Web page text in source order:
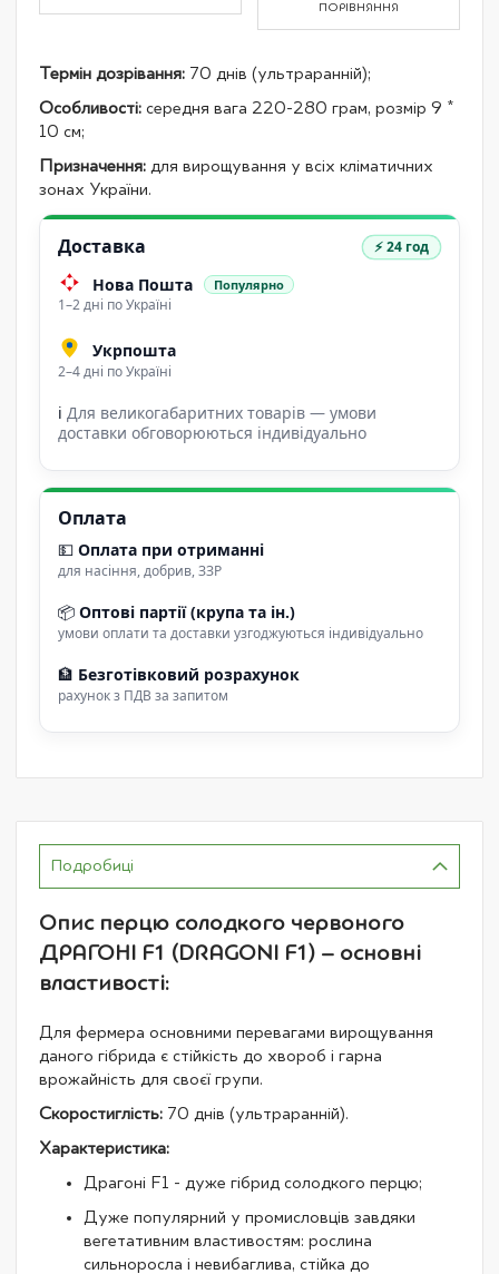
ПОРІВНЯННЯ
Термін дозрівання: 70 днів (ультраранній);
Особливості: середня вага 220-280 грам, розмір 9 *
10 см;
Призначення: для вирощування у всіх кліматичних
зонах України.
Доставка ⚡ 24 год
Нова Пошта Популярно
1–2 дні по Україні
Укрпошта
2–4 дні по Україні
ℹ Для великогабаритних товарів — умови
доставки обговорюються індивідуально
Оплата
💵 Оплата при отриманні
для насіння, добрив, ЗЗР
📦 Оптові партії (крупа та ін.)
умови оплати та доставки узгоджуються індивідуально
🏦 Безготівковий розрахунок
рахунок з ПДВ за запитом
Подробиці
Опис перцю солодкого червоного
ДРАГОНІ F1 (DRAGONI F1) – основні
властивості:
Для фермера основними перевагами вирощування
даного гібрида є стійкість до хвороб і гарна
врожайність для своєї групи.
Скоростиглість: 70 днів (ультраранній).
Характеристика:
Драгоні F1 - дуже гібрид солодкого перцю;
Дуже популярний у промисловців завдяки
вегетативним властивостям: рослина
сильноросла і невибаглива, стійка до